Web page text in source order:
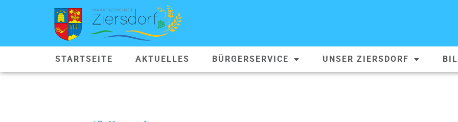
STARTSEITE AKTUELLES BÜRGERSERVICE UNSER ZIERSDORF